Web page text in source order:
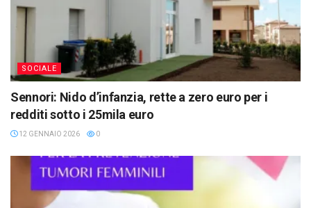
SOCIALE
Sennori: Nido d’infanzia, rette a zero euro per i
redditi sotto i 25mila euro
12 GENNAIO 2026 0